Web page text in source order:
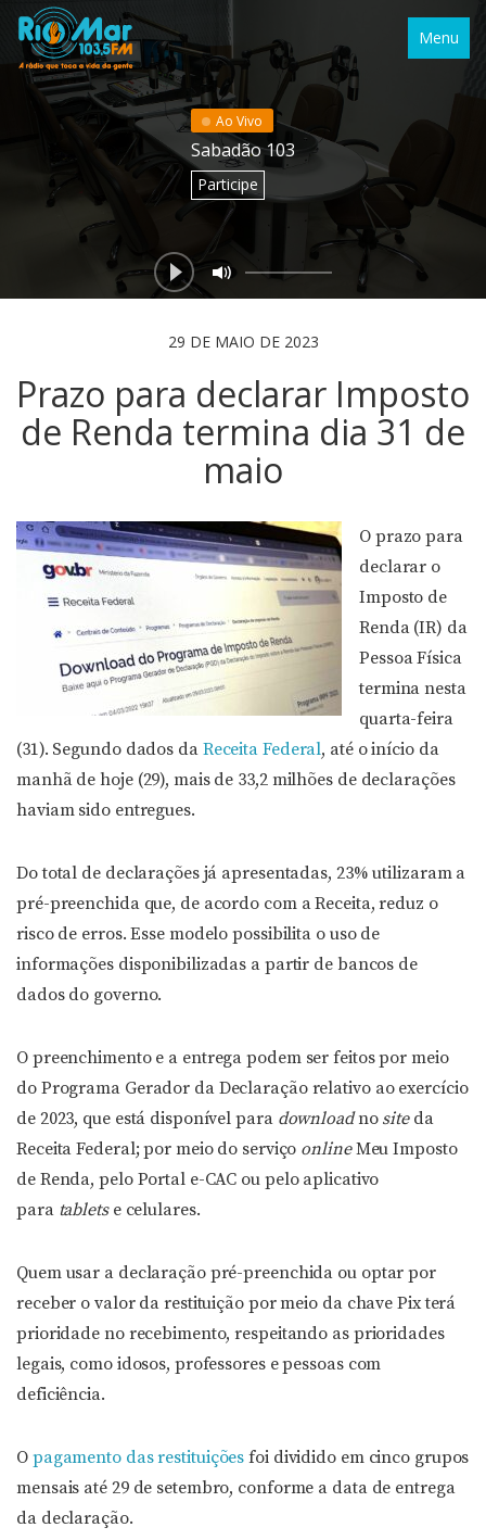
Menu
Ao Vivo
Sabadão 103
Participe
29 DE MAIO DE 2023
Prazo para declarar Imposto
de Renda termina dia 31 de
maio
O prazo para
declarar o
Imposto de
Renda (IR) da
Pessoa Física
termina nesta
quarta-feira
(31). Segundo dados da Receita Federal, até o início da
manhã de hoje (29), mais de 33,2 milhões de declarações
haviam sido entregues.
Do total de declarações já apresentadas, 23% utilizaram a
pré-preenchida que, de acordo com a Receita, reduz o
risco de erros. Esse modelo possibilita o uso de
informações disponibilizadas a partir de bancos de
dados do governo.
O preenchimento e a entrega podem ser feitos por meio
do Programa Gerador da Declaração relativo ao exercício
de 2023, que está disponível para downloadno siteda
Receita Federal; por meio do serviço onlineMeu Imposto
de Renda, pelo Portal e-CAC ou pelo aplicativo
para tabletse celulares.
Quem usar a declaração pré-preenchida ou optar por
receber o valor da restituição por meio da chave Pix terá
prioridade no recebimento, respeitando as prioridades
legais, como idosos, professores e pessoas com
deficiência.
O pagamento das restituições foi dividido em cinco grupos
mensais até 29 de setembro, conforme a data de entrega
da declaração.